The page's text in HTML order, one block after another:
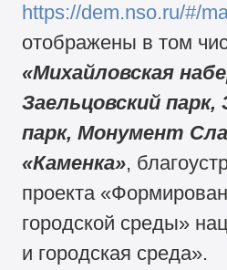
https://dem.nso.ru/#/
отображены в том
«Михайловская
Заельцовский
парк, Монумент
«Каменка»,
проекта
городской среды»
и городская среда».